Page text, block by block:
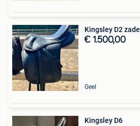
Kingsley D2 zadel
€ 1.500,00
Geel
Kingsley D6